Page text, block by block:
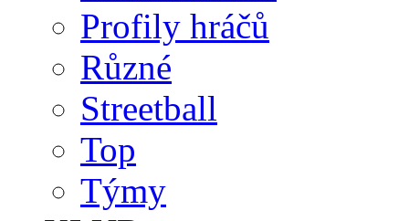
Profily hráčů
Různé
Streetball
Top
Týmy